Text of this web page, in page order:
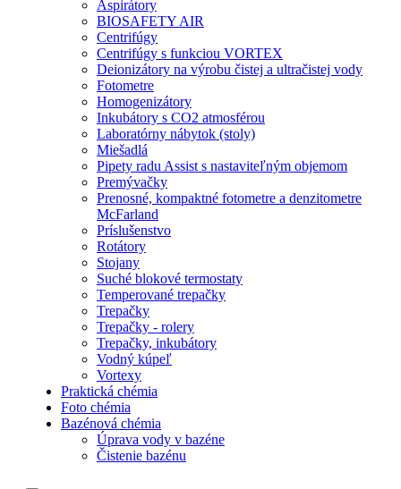
Aspirátory
BIOSAFETY AIR
Centrifúgy
Centrifúgy s funkciou VORTEX
Deionizátory na výrobu čistej a ultračistej vody
Fotometre
Homogenizátory
Inkubátory s CO2 atmosférou
Laboratórny nábytok (stoly)
Miešadlá
Pipety radu Assist s nastaviteľným objemom
Premývačky
Prenosné, kompaktné fotometre a denzitometre
McFarland
Príslušenstvo
Rotátory
Stojany
Suché blokové termostaty
Temperované trepačky
Trepačky
Trepačky - rolery
Trepačky, inkubátory
Vodný kúpeľ
Vortexy
Praktická chémia
Foto chémia
Bazénová chémia
Úprava vody v bazéne
Čistenie bazénu